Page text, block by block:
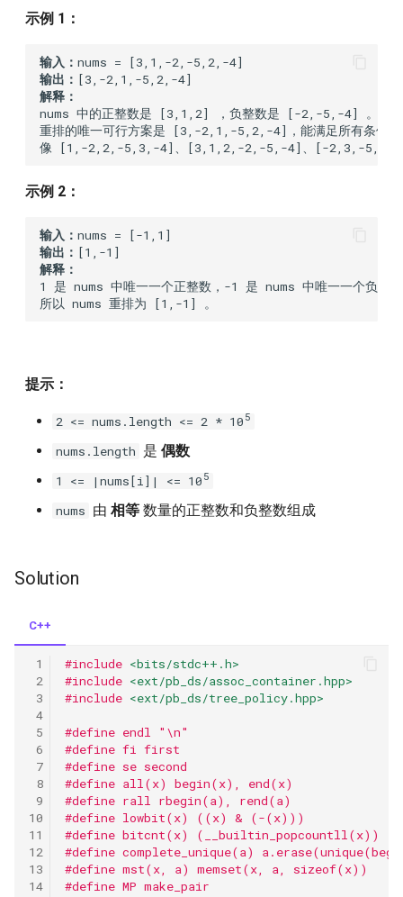
115.distinct-subsequences
118.pascals-triangle
119.pascals-triangle-ii
121.best-time-to-buy-and-
sell-stock
122.best-time-to-buy-and-
sell-stock-ii
sell-stock-iii
124.binary-tree-maximum-
path-sum
125.valid-palindrome
131.palindrome-partitioning
132.palindrome-partitioning-ii
136.single-number
140.word-break-ii
144.binary-tree-preorder-
traversal
145.binary-tree-postorder-
traversal
167.two-sum-ii-input-array-
示例 1：
输入：
输出：
解释：
nums 中的正整数是 [3,1,2] ，负整数是 [-2,-5,-4] 。
重排的唯一可行方案是 [3,-2,1,-5,2,-4]，能满足所有条件。
示例 2：
输入：
输出：
解释：
1 是 nums 中唯一一个正整数，-1 是 nums 中唯一一个负整
提示：
2 <= nums.length <= 2 * 10 5
nums.length 是 偶数
1 <= |nums[i]| <= 10 5
nums 由 相等 数量的正整数和负整数组成
Solution
C++
#include <bits/stdc++.h>
#include <ext/pb_ds/assoc_container.hpp>
#include <ext/pb_ds/tree_policy.hpp>
#define endl "\n"
#define fi first
#define se second
#define all(x) begin(x), end(x)
#define rall rbegin(a), rend(a)
#define lowbit(x) ((x) & (-(x)))
#define bitcnt(x) (__builtin_popcountll(x))
#define complete_unique(a)
#define mst(x, a) memset(x, a, sizeof(x))
#define MP make_pair